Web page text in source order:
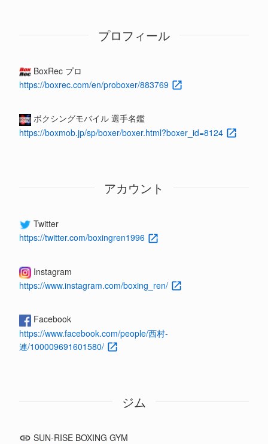
プロフィール
BoxRec プロ
https://boxrec.com/en/proboxer/883769
ボクシングモバイル 選手名鑑
https://boxmob.jp/sp/boxer/boxer.html?boxer_id=8124
アカウント
Twitter
https://twitter.com/boxingren1996
Instagram
https://www.instagram.com/boxing_ren/
Facebook
https://www.facebook.com/people/西村-
連/100009691601580/
ジム
SUN-RISE BOXING GYM